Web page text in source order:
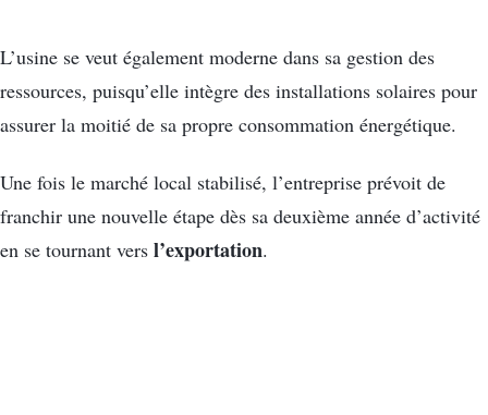
L’usine se veut également moderne dans sa gestion des
ressources, puisqu’elle intègre des installations solaires pour
assurer la moitié de sa propre consommation énergétique.
Une fois le marché local stabilisé, l’entreprise prévoit de
franchir une nouvelle étape dès sa deuxième année d’activité
en se tournant vers l’exportation.